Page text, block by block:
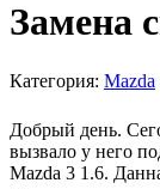
Замена
Категория: Mazda
Добрый день.
вызвало у него
Mazda 3 1.6.